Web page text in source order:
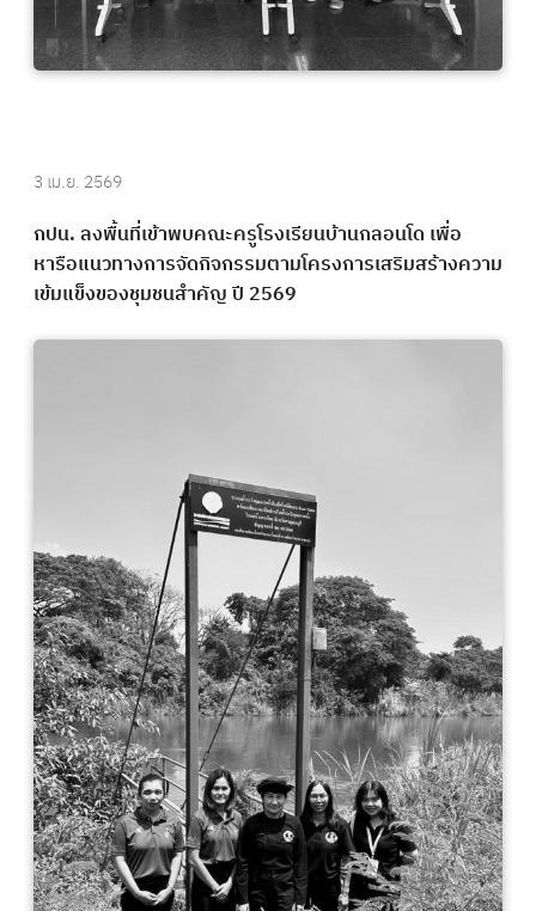
3 เม.ย. 2569
กปน. ลงพื้นที่เข้าพบคณะครูโรงเรียนบ้านกลอนโด เพื่อ
หารือแนวทางการจัดกิจกรรมตามโครงการเสริมสร้างความ
เข้มแข็งของชุมชนสำคัญ ปี 2569